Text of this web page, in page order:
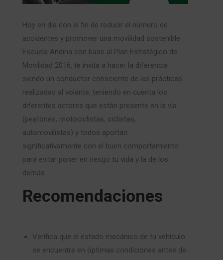
Hoy en día con el fin de reducir el número de
accidentes y promover una movilidad sostenible
Escuela Andina con base al Plan Estratégico de
Movilidad 2016, te invita a hacer la diferencia
siendo un conductor consciente de las prácticas
realizadas al volante, teniendo en cuenta los
diferentes actores que están presente en la vía
(peatones, motociclistas, ciclistas,
automovilistas) y todos aportan
significativamente con el buen comportamiento
para evitar poner en riesgo tu vida y la de los
demás.
Recomendaciones
Verifica que el estado mecánico de tu vehículo
se encuentre en óptimas condiciones antes de